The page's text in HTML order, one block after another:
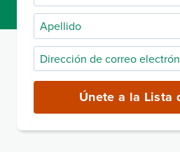
de
pila
Apellido
Dirección
de
electrónico
(obligatorio)
Únete a la Lista